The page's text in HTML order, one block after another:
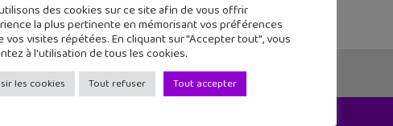
des cookies sur ce site afin de vous offrir
la plus pertinente en mémorisant vos préférences
vos visites répétées. En cliquant sur "Accepter tout", vous
à l'utilisation de tous les cookies.
les cookies Tout refuser Tout accepter